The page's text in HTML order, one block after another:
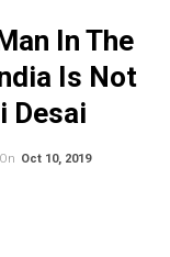
In The
Is Not
Desai
On Oct 10, 2019